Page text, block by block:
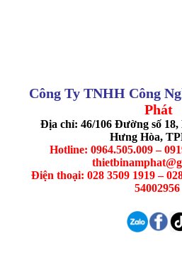
Công Ty TNHH Công
Phát
Địa chỉ: 46/106 Đường số 18,
Hưng Hòa,
Hotline: 0964.505.009 –
Điện thoại: 028 3509 1919 –
54002956